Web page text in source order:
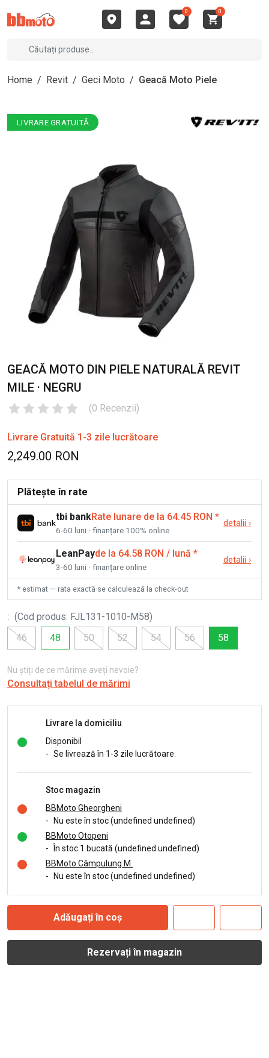
0 0
Home / Revit / Geci Moto / Geacă Moto Piele
LIVRARE GRATUITĂ
GEACĂ MOTO DIN PIELE NATURALĂ REVIT
MILE · NEGRU
(0 Recenzii)
Livrare Gratuită 1-3 zile lucrătoare
2,249.00 RON
Plătește în rate
tbi bankRate lunare de la 64.45 RON *
6-60 luni · finanțare 100% online
detalii ›
LeanPayde la 64.58 RON / lună *
3-60 luni · finanțare online
detalii ›
* estimat — rata exactă se calculează la check-out
: (Cod produs: FJL131-1010-M58)
46
48 50 52 54 56 58
Nu știți de ce mărime aveți nevoie?
Consultați tabelul de mărimi
Livrare la domiciliu
Disponibil
- Se livrează în 1-3 zile lucrătoare.
Stoc magazin
BBMoto Gheorgheni
-
Nu este în stoc (undefined undefined)
BBMoto Otopeni
-
În stoc 1 bucată (undefined undefined)
BBMoto Câmpulung M.
-
Nu este în stoc (undefined undefined)
Adăugați în coș
Rezervați în magazin